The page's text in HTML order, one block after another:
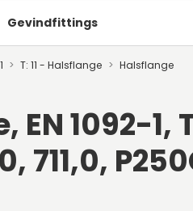
Gevindfittings
T: 11 - Halsflange Halsflange
1092-1,
711,0,